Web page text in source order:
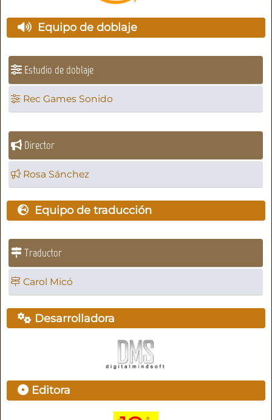
Equipo de doblaje
Estudio de doblaje
Rec Games Sonido
Director
Rosa Sánchez
Equipo de traducción
Traductor
Carol Micó
Desarrolladora
Editora